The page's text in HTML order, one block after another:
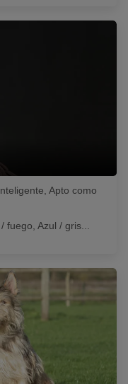
Apto como
Azul / gris...